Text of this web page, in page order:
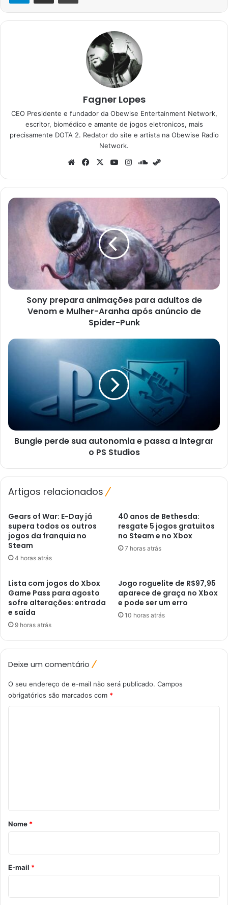
Fagner Lopes
CEO Presidente e fundador da Obewise Entertainment Network,
escritor, biomédico e amante de jogos eletronicos, mais
precisamente DOTA 2. Redator do site e artista na Obewise Radio
Network.
WebsiteFacebook
X YouTubeInstagramSoundCloud
Sony
Mulher-
Aranha
Spider-
Sony prepara animações para adultos de
Venom e Mulher-Aranha após anúncio de
Spider-Punk
Bungie
o
PSBungie perde sua autonomia e passa a integrar
o PS Studios
Artigos relacionados
Gears of War: E-Day já
supera todos os outros
jogos da franquia no
Steam
4 horas atrás
40 anos de Bethesda:
resgate 5 jogos gratuitos
no Steam e no Xbox
7 horas atrás
Lista com jogos do Xbox
Game Pass para agosto
sofre alterações: entrada
e saída
9 horas atrás
Jogo roguelite de R$97,95
aparece de graça no Xbox
e pode ser um erro
10 horas atrás
Deixe um comentário
O seu endereço de e-mail não será publicado. Campos
obrigatórios são marcados com *
r
o
*
Nome *
E-mail *